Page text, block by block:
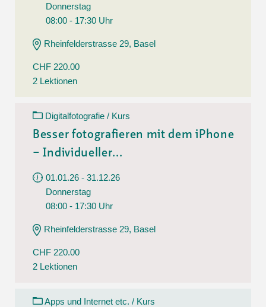
Donnerstag
08:00 - 17:30 Uhr
Rheinfelderstrasse 29, Basel
CHF 220.00
2 Lektionen
Digitalfotografie / Kurs
Besser fotografieren mit dem iPhone
– Individueller...
01.01.26 - 31.12.26
Donnerstag
08:00 - 17:30 Uhr
Rheinfelderstrasse 29, Basel
CHF 220.00
2 Lektionen
Apps und Internet etc. / Kurs